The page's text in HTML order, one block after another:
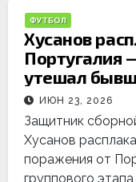
ФУТБОЛ
Хусанов
Португалия
утешал
ИЮН 23, 2026
Защитник
Хусанов
поражения от
группового